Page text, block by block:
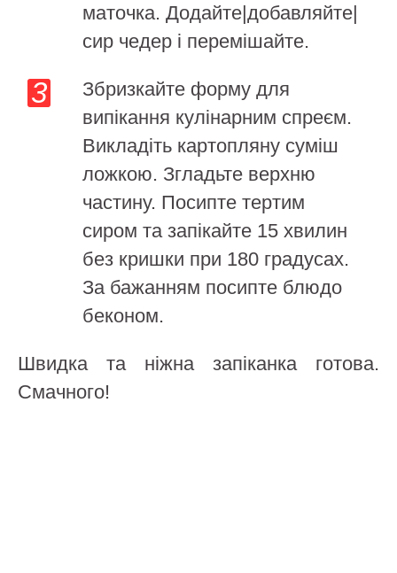
маточка. Додайте|добавляйте|
сир чедер і перемішайте.
Збризкайте форму для
випікання кулінарним спреєм.
Викладіть картопляну суміш
ложкою. Згладьте верхню
частину. Посипте тертим
сиром та запікайте 15 хвилин
без кришки при 180 градусах.
За бажанням посипте блюдо
беконом.
Швидка та ніжна запіканка готова.
Смачного!